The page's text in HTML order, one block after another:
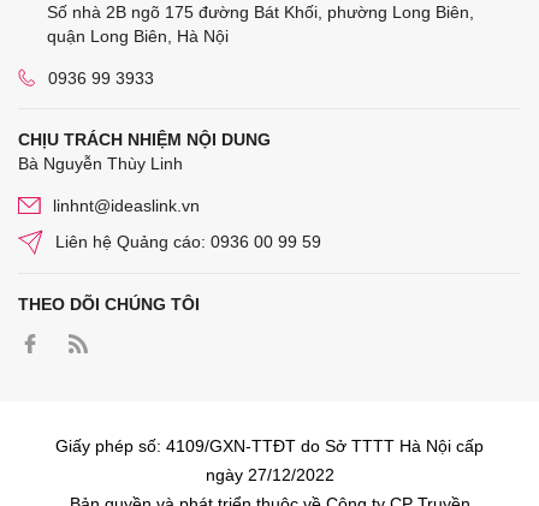
Số nhà 2B ngõ 175 đường Bát Khối, phường Long Biên,
quận Long Biên, Hà Nội
0936 99 3933
CHỊU TRÁCH NHIỆM NỘI DUNG
Bà Nguyễn Thùy Linh
linhnt@ideaslink.vn
Liên hệ Quảng cáo: 0936 00 99 59
THEO DÕI CHÚNG TÔI
Giấy phép số: 4109/GXN-TTĐT do Sở TTTT Hà Nội cấp
ngày 27/12/2022